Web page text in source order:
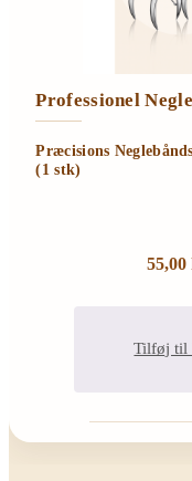
Professionel
Præcisions
(1 stk)
55,00
Tilføj til